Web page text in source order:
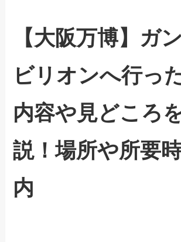
【大阪万博】ガ
ビリオンへ行っ
内容や見どころ
説！場所や所要
内